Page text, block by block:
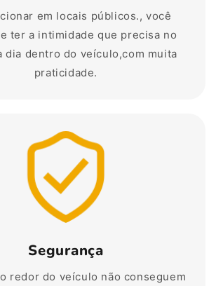
em locais públicos., você
ter a intimidade que precisa no
dia dentro do veículo,com muita
praticidade.
Segurança
redor do veículo não conseguem